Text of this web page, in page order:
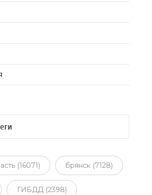
(16071) брянск (7128)
ГИБДД (2398)